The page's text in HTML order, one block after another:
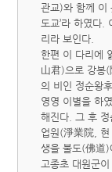
관교)와 함께 이
도교’라 하였다
리라 보인다.
한편 이 다리에
山君)으로 강봉
의 비인 정순왕
영영 이별을 하
해진다. 그 후
업원(淨業院, 현
생을 불도(佛道)
고종초 대원군